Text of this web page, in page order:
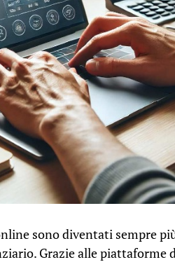
sono diventati sempre
Grazie alle piattaforme